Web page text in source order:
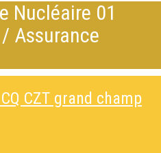
Nucléaire 01
Assurance
CZT grand champ